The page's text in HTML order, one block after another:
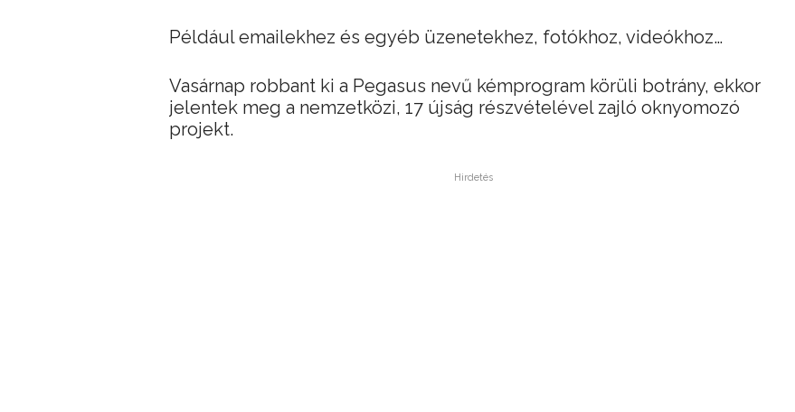
Például emailekhez és egyéb üzenetekhez, fotókhoz, videókhoz…
Vasárnap robbant ki a Pegasus nevű kémprogram körüli botrány, ekkor
jelentek meg a nemzetközi, 17 újság részvételével zajló oknyomozó
projekt.
Hirdetés